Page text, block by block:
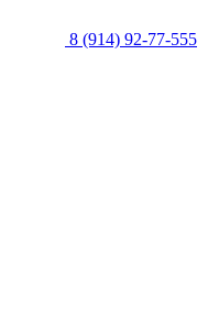
8 (914) 92-77-555